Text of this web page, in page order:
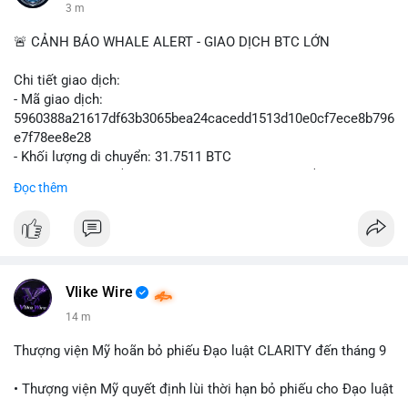
3 m
🚨 CẢNH BÁO WHALE ALERT - GIAO DỊCH BTC LỚN
Chi tiết giao dịch:
- Mã giao dịch:
5960388a21617df63b3065bea24cacedd1513d10e0cf7ece8b796
e7f78ee8e28
- Khối lượng di chuyển: 31.7511 BTC
USD)
Đọc thêm
Vlike Wire
14 m
Thượng viện Mỹ hoãn bỏ phiếu Đạo luật CLARITY đến tháng 9
• Thượng viện Mỹ quyết định lùi thời hạn bỏ phiếu cho Đạo luật